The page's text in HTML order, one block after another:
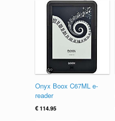
Onyx Boox C67ML e-
reader
€114.95